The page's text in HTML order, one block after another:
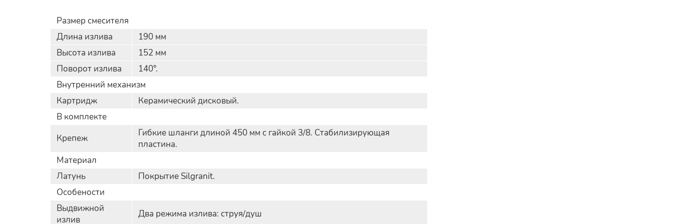
Размер смесителя
Длина излива
190 мм
Высота излива
152 мм
Поворот излива
140°.
Внутренний механизм
Картридж
Керамический дисковый.
В комплекте
Крепеж
Гибкие шланги длиной 450 мм с гайкой 3/8. Стабилизирующая
пластина.
Материал
Латунь
Покрытие Silgranit.
Особености
Выдвижной
излив
Два режима излива: струя/душ